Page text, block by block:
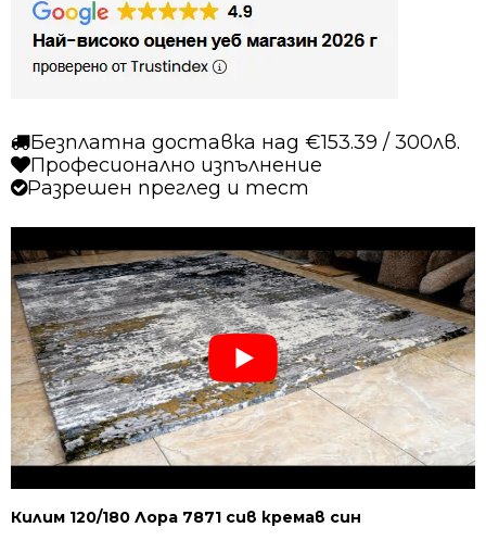
сив
кремав
Безплатна доставка над €153.39 / 300лв.
Професионално изпълнение
Разрешен преглед и тест
Килим 120/180 Лора 7871 сив кремав син